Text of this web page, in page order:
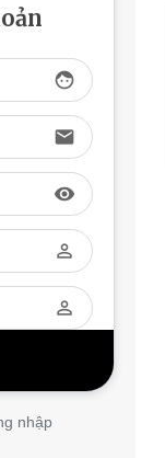
face
email
visibility
perm_identity
perm_identity
nhập